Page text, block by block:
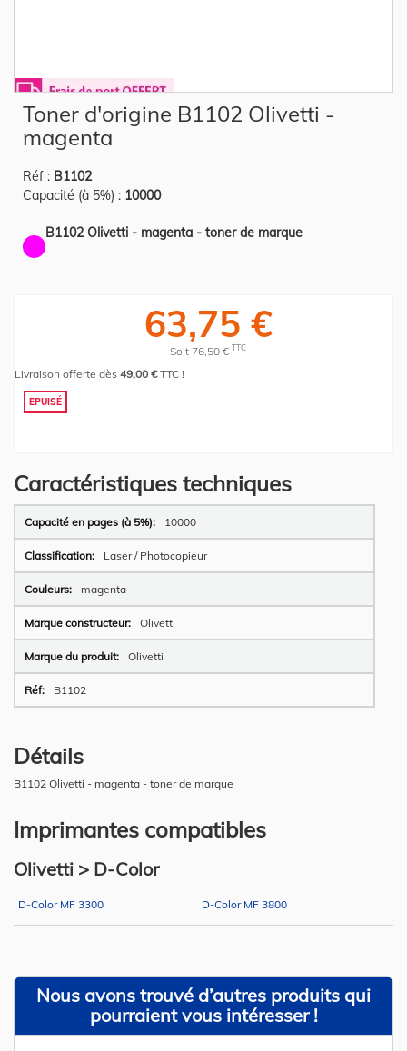
the
beginning
images
gallery
Toner d'origine B1102 Olivetti -
magenta
Réf : B1102
Capacité (à 5%) : 10000
B1102 Olivetti - magenta - toner de marque
63,75 €
Soit 76,50 € TTC
Livraison offerte dès 49,00 €TTC !
EPUISÉ
Caractéristiques techniques
Plus
d’information
10000
Laser / Photocopieur
magenta
Olivetti
Olivetti
B1102
Détails
B1102 Olivetti - magenta - toner de marque
Imprimantes compatibles
Olivetti > D-Color
D-Color MF 3300 D-Color MF 3800
Nous avons trouvé d’autres produits qui
pourraient vous intéresser !